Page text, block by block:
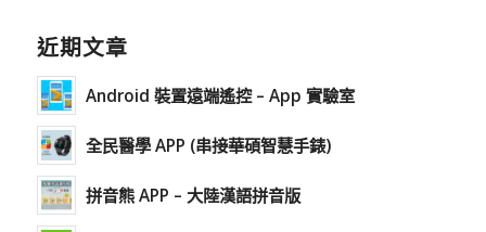
近期文章
Android 裝置遠端遙控 – App 實驗室
全民醫學 APP (串接華碩智慧手錶)
拼音熊 APP – 大陸漢語拼音版